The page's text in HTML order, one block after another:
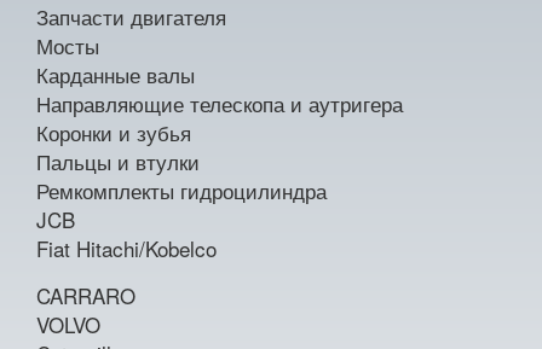
Запчасти двигателя
Мосты
Карданные валы
Направляющие телескопа и аутригера
Коронки и зубья
Пальцы и втулки
Ремкомплекты гидроцилиндра
JCB
Fiat Hitachi/Kobelco
CARRARO
VOLVO